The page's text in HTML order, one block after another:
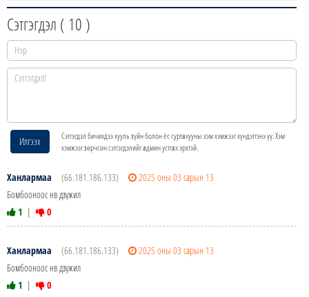
Сэтгэгдэл ( 10 )
Илгээх
Сэтгэгдэл бичихдээ хууль зүйн болон ёс суртахууны хэм хэмжээг хүндэтгэнэ үү. Хэм
хэмжээг зөрчсөн сэтгэгдэлийг админ устгах эрхтэй.
Ханлармаа (66.181.186.133)
2025 оны 03 сарын 13
Бомбооноос нв дзүжил
1 | 0
Ханлармаа (66.181.186.133)
2025 оны 03 сарын 13
Бомбооноос нв дзүжил
1 | 0